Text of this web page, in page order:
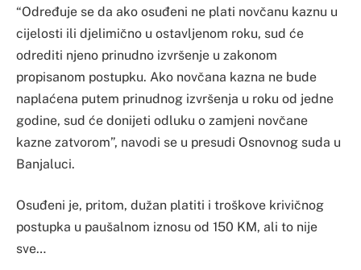
“Određuje se da ako osuđeni ne plati novčanu kaznu u
cijelosti ili djelimično u ostavljenom roku, sud će
odrediti njeno prinudno izvršenje u zakonom
propisanom postupku. Ako novčana kazna ne bude
naplaćena putem prinudnog izvršenja u roku od jedne
godine, sud će donijeti odluku o zamjeni novčane
kazne zatvorom”, navodi se u presudi Osnovnog suda u
Banjaluci.
Osuđeni je, pritom, dužan platiti i troškove krivičnog
postupka u paušalnom iznosu od 150 KM, ali to nije
sve…